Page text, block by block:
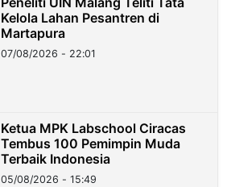
Kelola Lahan Pesantren di
Martapura
07/08/2026 - 22:01
Ketua MPK Labschool Ciracas
Tembus 100 Pemimpin Muda
Terbaik Indonesia
05/08/2026 - 15:49